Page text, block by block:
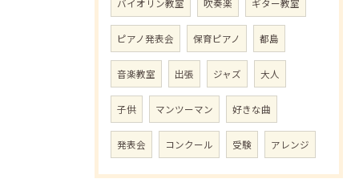
バイオリン教室 吹奏楽 ギター教室
ピアノ発表会 保育ピアノ 都島
音楽教室 出張 ジャズ 大人
子供 マンツーマン 好きな曲
発表会 コンクール 受験 アレンジ